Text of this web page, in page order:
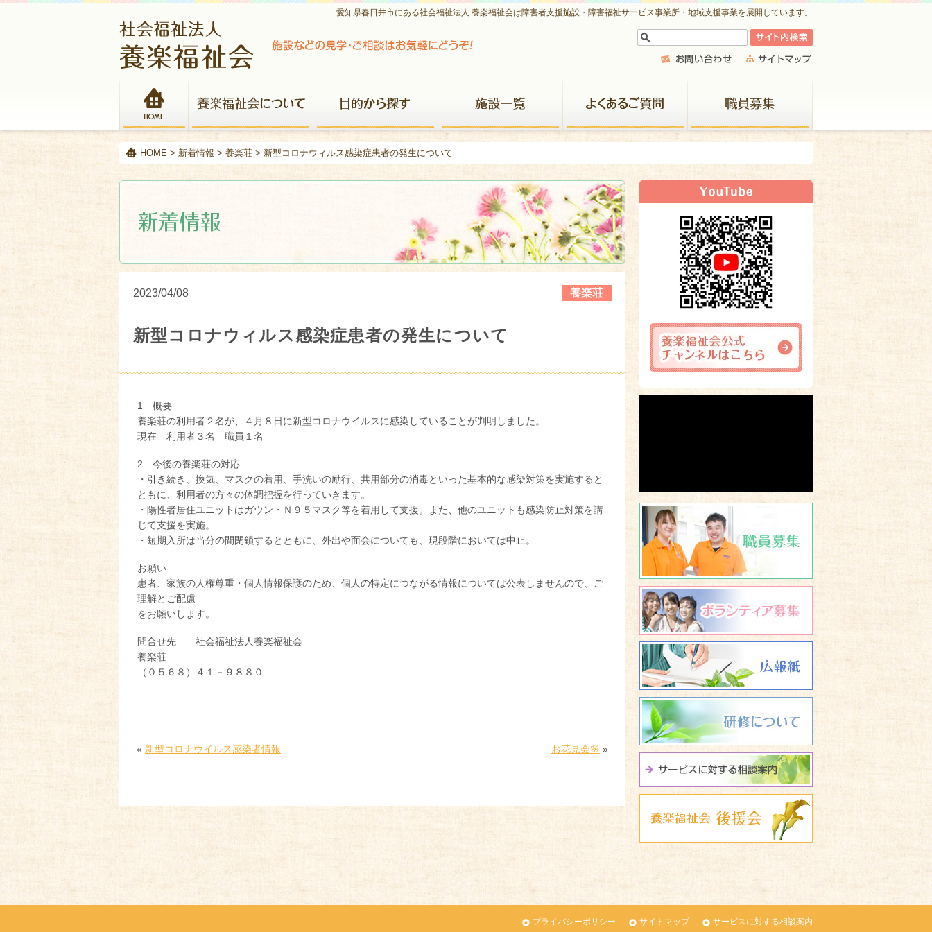
愛知県春日井市にある社会福祉法人 養楽福祉会は障害者支援施設・障害福祉サービス事業所・地域支援事業を展開しています。
HOME > 新着情報 > 養楽荘 > 新型コロナウィルス感染症患者の発生について
新着情報
2023/04/08 養楽荘
新型コロナウィルス感染症患者の発生について
1 概要
養楽荘の利用者２名が、４月８日に新型コロナウイルスに感染していることが判明しました。
現在 利用者３名 職員１名
2 今後の養楽荘の対応
・引き続き、換気、マスクの着用、手洗いの励行、共用部分の消毒といった基本的な感染対策を実施すると
ともに、利用者の方々の体調把握を行っていきます。
・陽性者居住ユニットはガウン・Ｎ９５マスク等を着用して支援。また、他のユニットも感染防止対策を講
じて支援を実施。
・短期入所は当分の間閉鎖するとともに、外出や面会についても、現段階においては中止。
お願い
患者、家族の人権尊重・個人情報保護のため、個人の特定につながる情報については公表しませんので、ご
理解とご配慮
をお願いします。
問合せ先 社会福祉法人養楽福祉会
養楽荘
（０５６８）４１－９８８０
« 新型コロナウイルス感染者情報 お花見会🌸 »
ボランティア募集
サービスに関する相談
養楽福祉会 後援会
プライバシーポリシー サイトマップ サービスに対する相談案内